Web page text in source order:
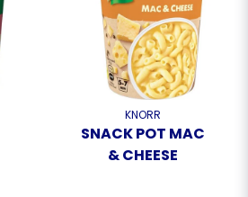
KNORR
SNACK POT MAC
& CHEESE